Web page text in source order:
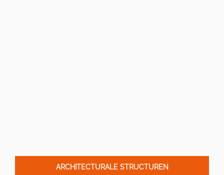
ARCHITECTURALE STRUCTUREN